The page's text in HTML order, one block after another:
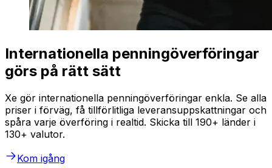
Internationella penningöverföringar
görs på rätt sätt
Xe gör internationella penningöverföringar enkla. Se alla
priser i förväg, få tillförlitliga leveransuppskattningar och
spåra varje överföring i realtid. Skicka till 190+ länder i
130+ valutor.
Kom igång